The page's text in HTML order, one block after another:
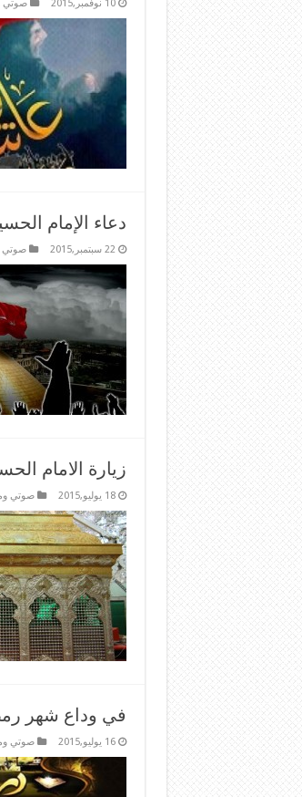
10 نوفمبر,2015 صوتي
دعاء الإمام
22 سبتمبر,2015 صوتي
زيارة الامام
18 يوليو,2015 صوتي
في وداع شهر
16 يوليو,2015 صوتي